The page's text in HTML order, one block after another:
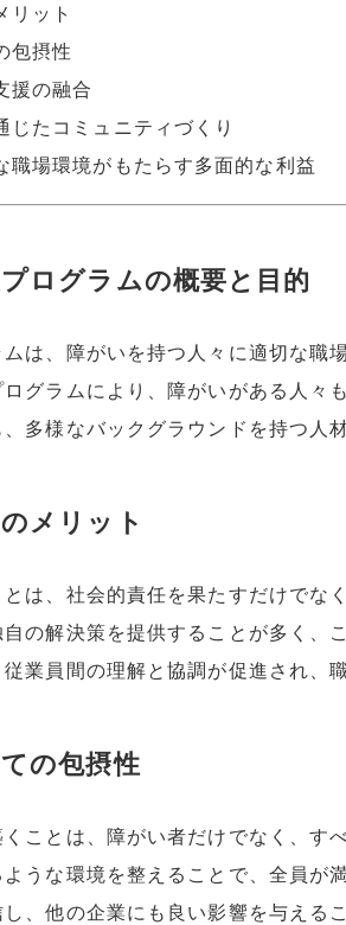
リット
包摂性
援の融合
じたコミュニティづくり
職場環境がもたらす多面的な利益
ログラムの概要と目的
は、障がいを持つ人々に適切な職
グラムにより、障がいがある人々
多様なバックグラウンドを持つ人
メリット
は、社会的責任を果たすだけでな
の解決策を提供することが多く、
業員間の理解と協調が促進され、
の包摂性
ことは、障がい者だけでなく、す
うな環境を整えることで、全員が
、他の企業にも良い影響を与える